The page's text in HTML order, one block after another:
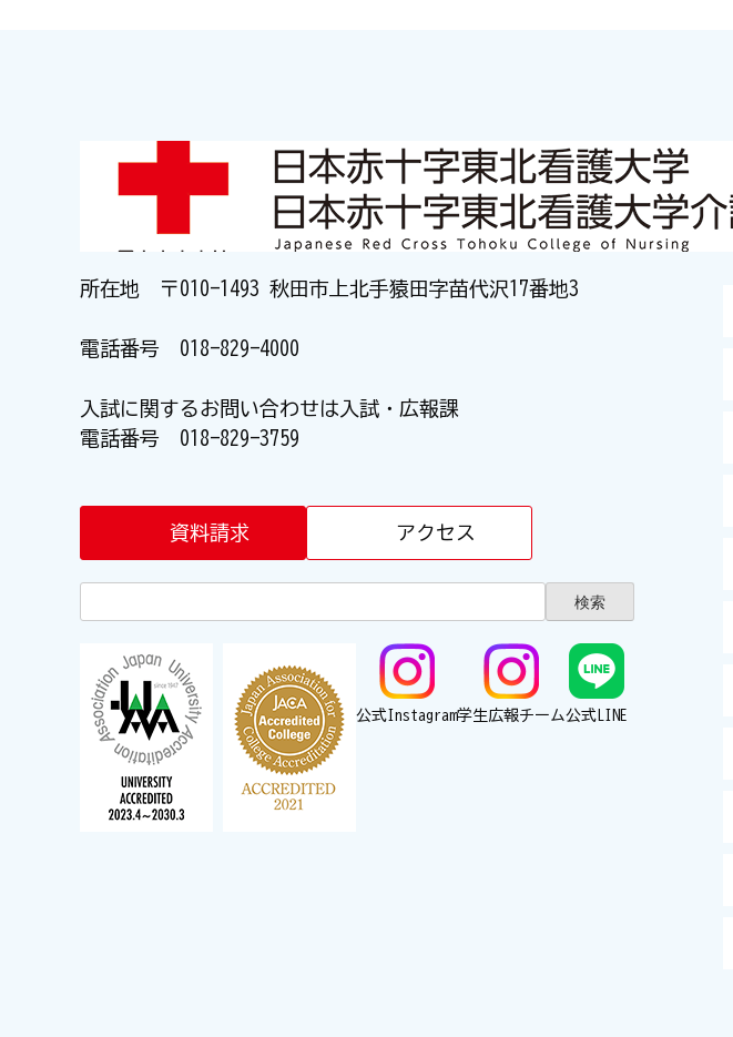
所在地 〒010-1493 秋田市上北手猿田字苗代沢17番地3
電話番号 018-829-4000
入試に関するお問い合わせは入試・広報課
電話番号 018-829-3759
資料請求 アクセス
公式Instagram学生広報チーム公式LINE